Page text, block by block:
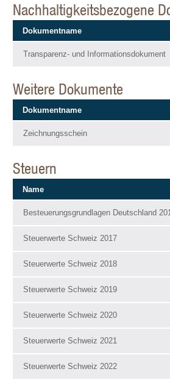
Nachhaltigkeitsbezogene
Dokumentname
Transparenz- und Informationsdokument
Weitere Dokumente
Dokumentname
Zeichnungsschein
Steuern
Name
Besteuerungsgrundlagen Deutschland
Steuerwerte Schweiz 2017
Steuerwerte Schweiz 2018
Steuerwerte Schweiz 2019
Steuerwerte Schweiz 2020
Steuerwerte Schweiz 2021
Steuerwerte Schweiz 2022